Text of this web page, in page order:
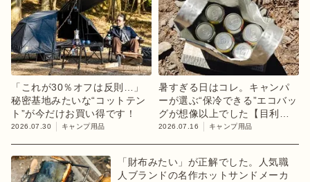
「これが30％オフは反則…」
秘密基地みたいな“コットテン
ト”が今だけお買い得です！
2026.07.30 キャンプ用品
暑すぎる日はコレ。キャンパ
ーが選ぶ“保冷できる”エコバッ
グが想像以上でした【目利き
のキャンプギア】
2026.07.16 キャンプ用品
「財布みたい」が正解でした。人気職
人ブランドの名作ホットサンドメーカ